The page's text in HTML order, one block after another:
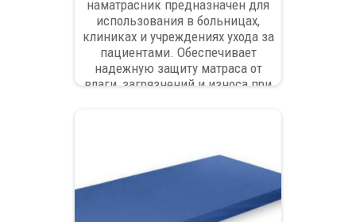
наматрасник предназначен для
использования в больницах,
клиниках и учреждениях ухода за
пациентами. Обеспечивает
надежную защиту матраса от
влаги, загрязнений и износа при